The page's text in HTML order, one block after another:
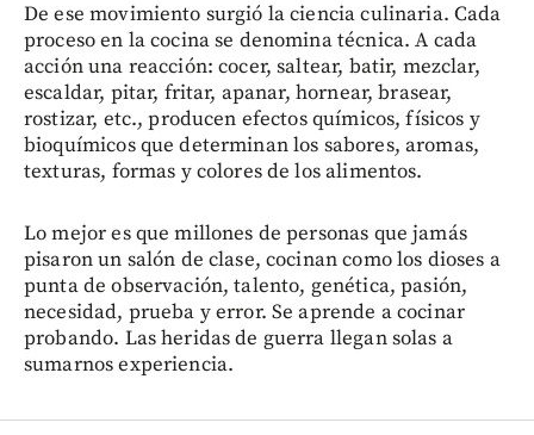
De ese movimiento surgió la ciencia culinaria. Cada
proceso en la cocina se denomina técnica. A cada
acción una reacción: cocer, saltear, batir, mezclar,
escaldar, pitar, fritar, apanar, hornear, brasear,
rostizar, etc., producen efectos químicos, físicos y
bioquímicos que determinan los sabores, aromas,
texturas, formas y colores de los alimentos.
Lo mejor es que millones de personas que jamás
pisaron un salón de clase, cocinan como los dioses a
punta de observación, talento, genética, pasión,
necesidad, prueba y error. Se aprende a cocinar
probando. Las heridas de guerra llegan solas a
sumarnos experiencia.